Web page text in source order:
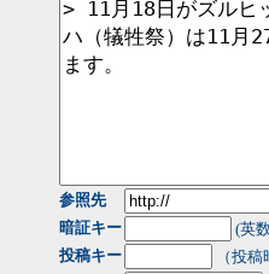
参照先
暗証キー
(英
投稿キー
（投稿